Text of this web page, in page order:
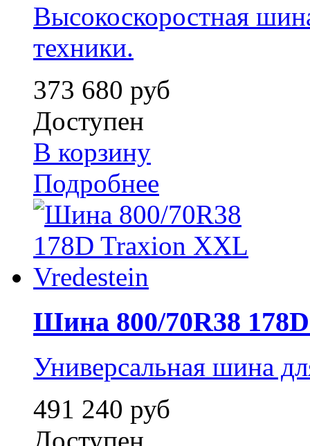
Высокоскоростная
техники.
373 680 руб
Доступен
В корзину
Подробнее
Шина 800/70R38
Универсальная шина
491 240 руб
Доступен